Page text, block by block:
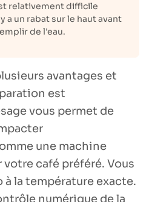
relativement difficile
a un rabat sur le haut avant
de l'eau.
avantages et
est
vous permet de
une machine
café préféré. Vous
à la température exacte.
numérique de la